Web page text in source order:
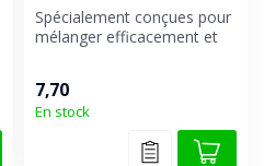
Spécialement conçues pour
mélanger efficacement et
7,70
En stock